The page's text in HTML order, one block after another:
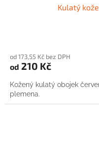
Kulatý
od 173,55 Kč bez DPH
od 210 Kč
Kožený kulatý obojek
plemena.